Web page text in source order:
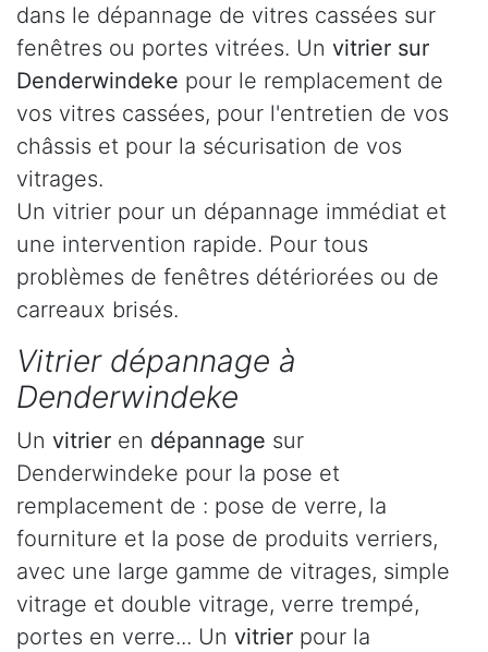
dans le dépannage de vitres cassées sur
fenêtres ou portes vitrées. Un vitrier sur
Denderwindeke pour le remplacement de
vos vitres cassées, pour l'entretien de vos
châssis et pour la sécurisation de vos
vitrages.
Un vitrier pour un dépannage immédiat et
une intervention rapide. Pour tous
problèmes de fenêtres détériorées ou de
carreaux brisés.
Vitrier dépannage à
Denderwindeke
Un vitrier en dépannage sur
Denderwindeke pour la pose et
remplacement de : pose de verre, la
fourniture et la pose de produits verriers,
avec une large gamme de vitrages, simple
vitrage et double vitrage, verre trempé,
portes en verre... Un vitrier pour la